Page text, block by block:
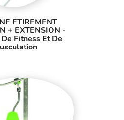
ETIREMENT
+ EXTENSION -
Fitness Et De